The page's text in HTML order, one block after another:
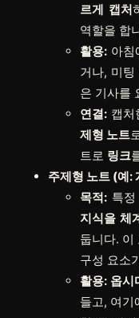
르게 캡처
역할을 합
활용: 아침
거나, 미
은 기사를
연결: 캡처
제형 노트
트로 링크
주제형 노트 (예:
목적: 특
지식을 체
둡니다. 이
구성 요소
활용: 옵시
들고, 여기